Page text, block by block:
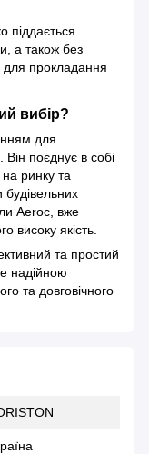
піддається
а також без
для прокладання
вибір?
для
Він поєднує в собі
на ринку та
будівельних
Aeroc, вже
високу якість.
та простий
надійною
та довговічного